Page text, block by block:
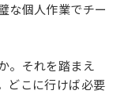
な個人作業でチー
。それを踏まえ
どこに行けば必要